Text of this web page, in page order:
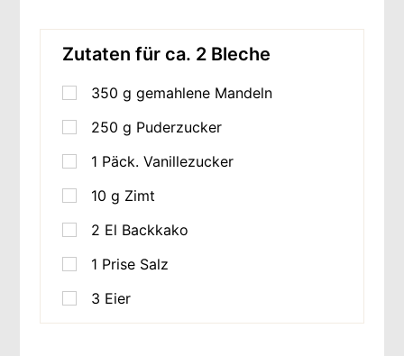
Zutaten für ca. 2 Bleche
350 g gemahlene Mandeln
250 g Puderzucker
1 Päck. Vanillezucker
10 g Zimt
2 El Backkako
1 Prise Salz
3 Eier